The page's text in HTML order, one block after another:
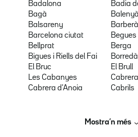
Badalona
Badia
Bagà
Balenyà
Balsareny
Barcelona ciutat
Begues
Bellprat
Berga
Bigues i Riells del Fai
Borredà
El Bruc
El Brull
Les Cabanyes
Cabrera d'Anoia
Cabrils
Mostra’n més